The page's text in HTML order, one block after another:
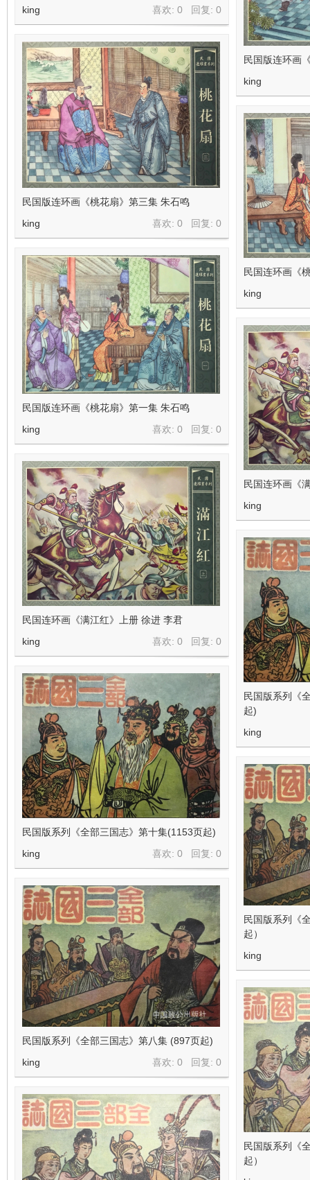
喜欢: 0 回复: 0
king
民国版连环画
king
民国版连环画《桃花扇》第三集 朱石鸣
喜欢: 0 回复: 0
king
民国连环画《
king
民国版连环画《桃花扇》第一集 朱石鸣
喜欢: 0 回复: 0
king
民国连环画《
king
民国连环画《满江红》上册 徐进 李君
喜欢: 0 回复: 0
king
民国版系列《
起)
king
民国版系列《全部三国志》第十集(1153页起)
喜欢: 0 回复: 0
king
民国版系列《
起）
king
民国版系列《全部三国志》第八集 (897页起)
喜欢: 0 回复: 0
king
民国版系列《
起）